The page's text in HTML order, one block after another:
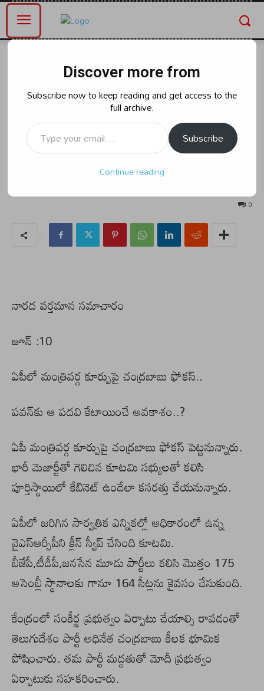
రాజకీయం
ఏపీలో మంత్రివర్గ కూర్పుపై చంద్రబాబు
ఫోకస్..పవన్‎కు ఆ పదవి కేటాయించే
అవకాశం..?
Monday, June 10, 2024 10:27 am
0
నారద వర్తమాన సమాచారం
జూన్ :10
ఏపీలో మంత్రివర్గ కూర్పుపై చంద్రబాబు ఫోకస్..
పవన్‎కు ఆ పదవి కేటాయించే అవకాశం..?
ఏపీ మంత్రివర్గ కూర్పుపై చంద్రబాబు ఫోకస్ పెట్టనున్నారు.
భారీ మెజార్టీతో గెలిచిన కూటమి సభ్యులతో కలిసి
పూర్తిస్థాయిలో కేబినెట్ ఉండేలా కసరత్తు చేయనున్నారు.
ఏపీలో జరిగిన సార్వత్రిక ఎన్నికల్లో అధికారంలో ఉన్న
వైఎస్ఆర్సీపీని క్లీన్ స్వీప్ చేసింది కూటమి.
బీజేపీ,టీడీపీ,జనసేన మూడు పార్టీలు కలిసి మొత్తం 175
అసెంబ్లీ స్థానాలకు గానూ 164 సీట్లను కైవసం చేసుకుంది.
కేంద్రంలో సంకీర్ణ ప్రభుత్వం ఏర్పాటు చేయాల్సి రావడంతో
తెలుగుదేశం పార్టీ అధినేత చంద్రబాబు కీలక భూమిక
పోషించారు. తమ పార్టీ మద్దతుతో మోదీ ప్రభుత్వం
ఏర్పాటుకు సహకరించారు.
Discover more from
Subscribe now to keep reading and get access to the
full archive.
Type your email…
Subscribe
Continue reading